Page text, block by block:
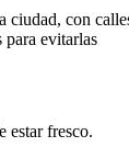
con
para evitarlas
estar fresco.